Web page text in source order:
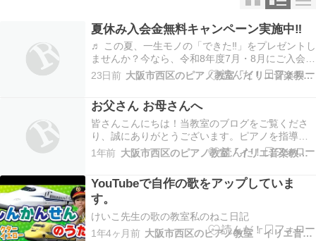
夏休み入会金無料キャンペーン実施中‼
♬ この夏、一生モノの「できた‼」をプレゼントし
ませんか？今なら、令和8年度7月・8月にご入会い
ただいた方に限定で、【入会金11,000万円⇒０
円】とさせていただきます。まとまった時間がと
能性を広げる一歩を踏み出してみませんか？先ず
は無…
23日前 大阪市西区のピアノ教室「イリエ音楽教室」
お父さん お母さんへ
皆さんこんにちは！当教室のブログをご覧くださ
り、誠にありがとうございます。ピアノを指導し
て約40年が経ちました。音楽を通じて、たくさん
の生徒さんたちと心の交流を、続けてきていま
ん方の考えも昔とずいぶん違ってきました。一つ
の事を、じっくり…
1年前 大阪市西区のピアノ教室「イリエ音楽教室」
YouTubeで自作の歌をアップしていま
す。
けいこ先生の歌の教室私のねこ日記
1年4ヶ月前
大阪市西区のピアノ教室「イリエ音楽教室」